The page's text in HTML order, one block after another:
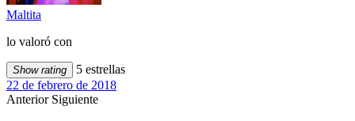
Maltita
lo valoró con
Show rating
5 estrellas
22 de febrero de 2018
Anterior Siguiente